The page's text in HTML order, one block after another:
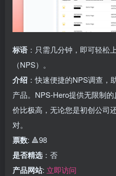
标语 ：只需几分钟，即可轻松
（NPS）。
介绍 ：快速便捷的NPS调查，
产品。NPS-Hero提供无限制
价比极高，无论您是初创公司
对。
票数: 🔺98
是否精选 ：否
产品网站: 立即访问